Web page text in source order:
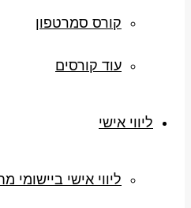
קורס סמרטפון
עוד קורסים
ליווי אישי
ליווי אישי ביישומי